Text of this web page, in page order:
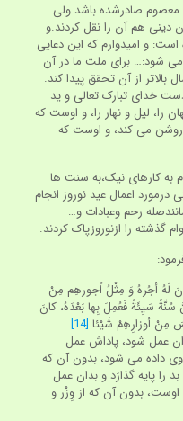
معصوم صادرشده باشد.ولی
دینی هم آن را نقل کردند.و
امام خمینی ۱۳۶۱آمده است: و امیدوارم که این دعایی
شود:… برای ملت ما در آن
از آن تحقق پیدا کند.
خدای تبارک تعالی و ید
لیل و نهار را، و اوست که
روشن می کند، و اوست که
به کارهای نیک،به سنت ها
اعمال عید نوروز انجام
رحم وعبادات و…
گذشته را ازنوروزپاک کردند.
لَهُ أجُرهُ وَ مِثْلُ اُجورهِم مِنْ
سَیِئَةً فَعُمِلَ بِها بَعْدَهُ، کانَ
مِنْ أوزارِهِمْ شَیْئا.[14]
عمل شود، پاداش عمل
وی داده می شود، بدون آن که
را پایه گذارَد و بدان عمل
بدون آن که از وِزْر و